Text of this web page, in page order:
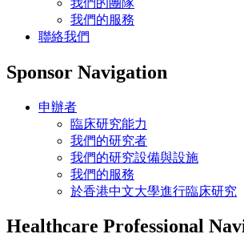
我們的服務
聯絡我們
Sponsor Navigation
申辦者
臨床研究能力
我們的研究者
我們的研究設備與設施
我們的服務
於香港中文大學進行臨床研究
Healthcare Professional